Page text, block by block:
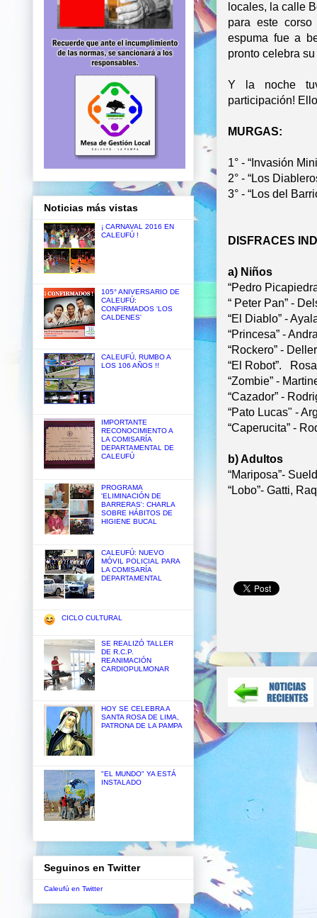
locales, la calle
para este
espuma fue a
pronto celebra
Y la noche
participación!
MURGAS:
1° - “Invasión
2° - “Los
3° - “Los del
DISFRACES
a) Niños
“Pedro
“ Peter Pan” -
“El Diablo” -
“Princesa” -
“Rockero” -
“El Robot”.
“Zombie” -
“Cazador” -
“Pato Lucas" -
“Caperucita” -
b) Adultos
“Mariposa”-
“Lobo”- Gatti,
Noticias más vistas
¡ CARNAVAL 2016 EN
CALEUFÚ !
105° ANIVERSARIO DE
CALEUFÚ:
CONFIRMADOS 'LOS
CALDENES'
CALEUFÚ, RUMBO A
LOS 106 AÑOS !!
IMPORTANTE
RECONOCIMIENTO A
LA COMISARÍA
DEPARTAMENTAL DE
CALEUFÚ
PROGRAMA
'ELIMINACIÓN DE
BARRERAS': CHARLA
SOBRE HÁBITOS DE
HIGIENE BUCAL
CALEUFÚ: NUEVO
MÓVIL POLICIAL PARA
LA COMISARÍA
DEPARTAMENTAL
CICLO CULTURAL
SE REALIZÓ TALLER
DE R.C.P.
REANIMACIÓN
CARDIOPULMONAR
HOY SE CELEBRA A
SANTA ROSA DE LIMA,
PATRONA DE LA PAMPA
"EL MUNDO" YA ESTÁ
INSTALADO
Seguinos en Twitter
Caleufú en Twitter